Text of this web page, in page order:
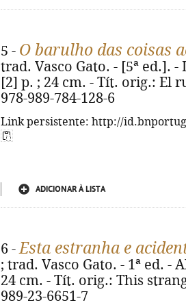
5 - O barulho das coisas
trad. Vasco Gato. - [5ª ed.].
[2] p. ; 24 cm. - Tít. orig.: El
978-989-784-128-6
Link persistente: http://
ADICIONAR À LISTA
6 -Esta estranha e
; trad. Vasco Gato. - 1ª ed. -
24 cm. - Tít. orig.: This
989-23-6651-7